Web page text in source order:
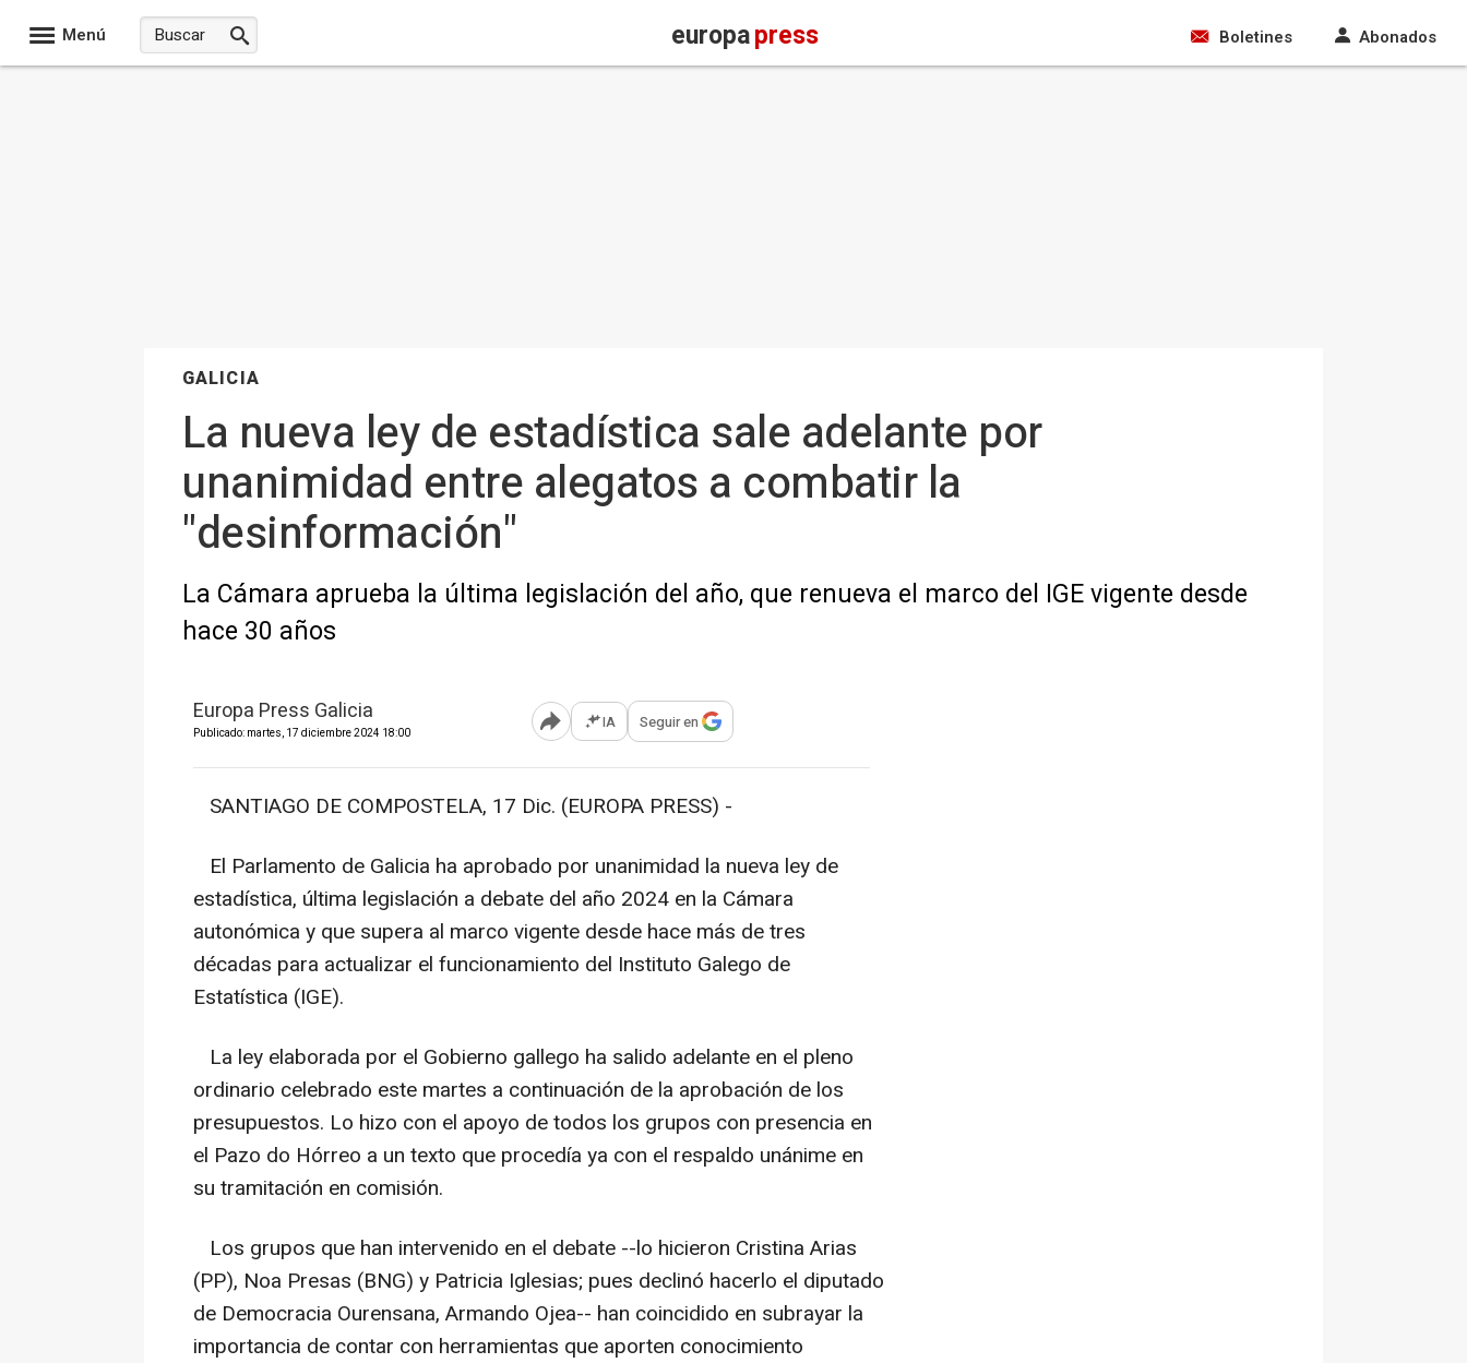
Menú europapress Boletines Abonados
GALICIA
La nueva ley de estadística sale adelante por
unanimidad entre alegatos a combatir la
"desinformación"
La Cámara aprueba la última legislación del año, que renueva el marco del IGE vigente desde
hace 30 años
Europa Press Galicia
Publicado: martes, 17 diciembre 2024 18:00 Abrir opciones para compartir
IA Seguir en
SANTIAGO DE COMPOSTELA, 17 Dic. (EUROPA PRESS) -
El Parlamento de Galicia ha aprobado por unanimidad la nueva ley de
estadística, última legislación a debate del año 2024 en la Cámara
autonómica y que supera al marco vigente desde hace más de tres
décadas para actualizar el funcionamiento del Instituto Galego de
Estatística (IGE).
La ley elaborada por el Gobierno gallego ha salido adelante en el pleno
ordinario celebrado este martes a continuación de la aprobación de los
presupuestos. Lo hizo con el apoyo de todos los grupos con presencia en
el Pazo do Hórreo a un texto que procedía ya con el respaldo unánime en
su tramitación en comisión.
Los grupos que han intervenido en el debate --lo hicieron Cristina Arias
(PP), Noa Presas (BNG) y Patricia Iglesias; pues declinó hacerlo el diputado
de Democracia Ourensana, Armando Ojea-- han coincidido en subrayar la
importancia de contar con herramientas que aporten conocimiento